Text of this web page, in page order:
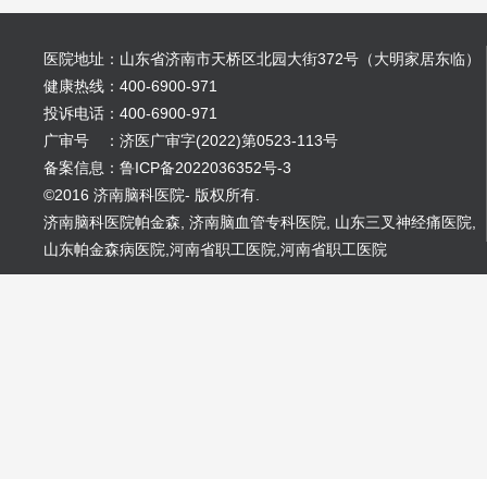
医院地址：山东省济南市天桥区北园大街372号（大明家居东临）
健康热线：400-6900-971
投诉电话：400-6900-971
广审号 ：济医广审字(2022)第0523-113号
备案信息：鲁ICP备2022036352号-3
©2016 济南脑科医院- 版权所有.
济南脑科医院帕金森 济南脑血管专科医院 山东三叉神经痛医院
山东帕金森病医院 河南省职工医院 河南省职工医院